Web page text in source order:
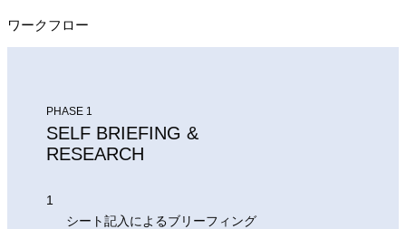
ワークフロー
PHASE 1
SELF BRIEFING &
RESEARCH
1
シート記入によるブリーフィング